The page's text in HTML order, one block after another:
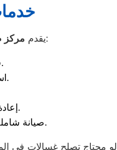
يقدم مركز مجموعة متكاملة من الخدمات تشمل:
فحص شامل لجميع المكونات الميكانيكية والإلكترونية.
استبدال القطع التالفة بقطع غيار أصلية من الشركة الأم.
إعادة ضبط البرمجة الداخلية في الغسالات الأوتوماتيك الحديثة.
صيانة شاملة لمختلف الأنواع (أوتوماتيك – فوق أوتوماتيك – نصف أوتوماتيك).
لو محتاج تصلح غسالات في